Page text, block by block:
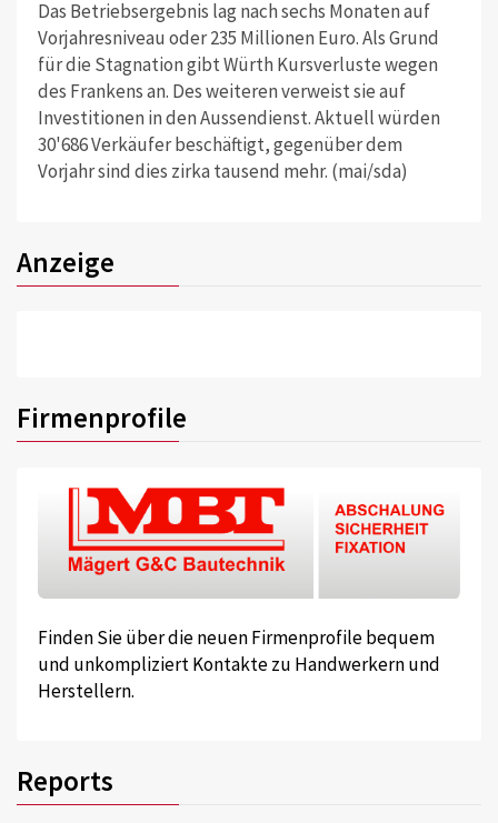
Das Betriebsergebnis lag nach sechs Monaten auf
Vorjahresniveau oder 235 Millionen Euro. Als Grund
für die Stagnation gibt Würth Kursverluste wegen
des Frankens an. Des weiteren verweist sie auf
Investitionen in den Aussendienst. Aktuell würden
30'686 Verkäufer beschäftigt, gegenüber dem
Vorjahr sind dies zirka tausend mehr. (mai/sda)
Anzeige
Firmenprofile
Finden Sie über die neuen Firmenprofile bequem
und unkompliziert Kontakte zu Handwerkern und
Herstellern.
Reports